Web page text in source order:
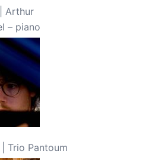
Arthur
– piano
Trio Pantoum